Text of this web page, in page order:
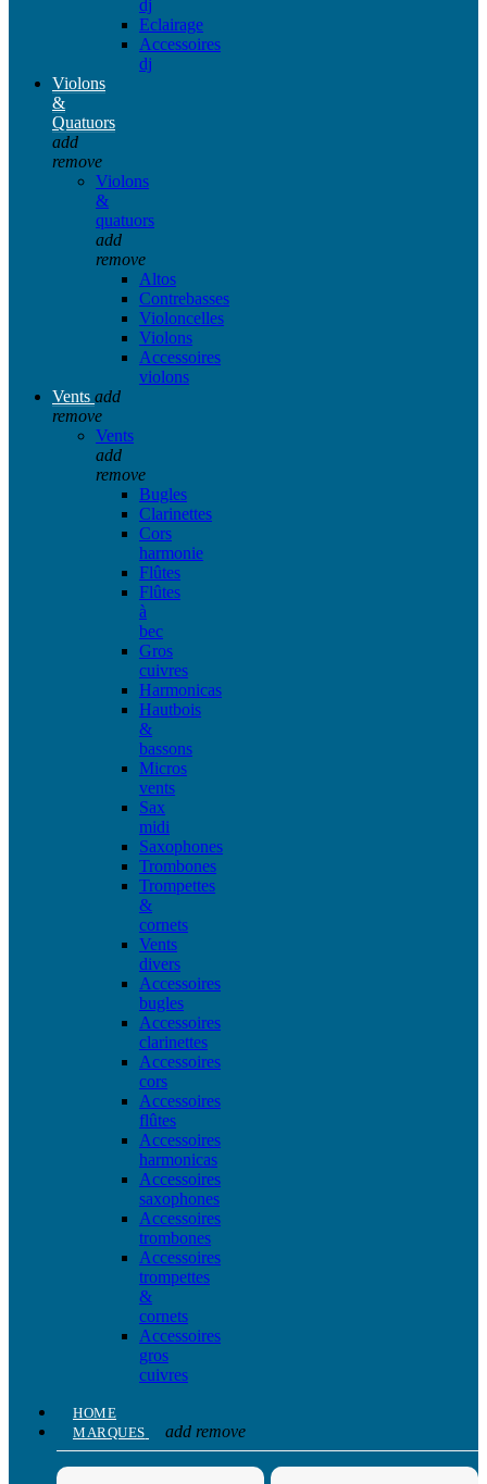
dj
Eclairage
Accessoires
dj
Violons
&
Quatuors
add
remove
Violons
&
quatuors
add
remove
Altos
Contrebasses
Violoncelles
Violons
Accessoires
violons
Vents add
remove
Vents
add
remove
Bugles
Clarinettes
Cors
harmonie
Flûtes
Flûtes
à
bec
Gros
cuivres
Harmonicas
Hautbois
&
bassons
Micros
vents
Sax
midi
Saxophones
Trombones
Trompettes
&
cornets
Vents
divers
Accessoires
bugles
Accessoires
clarinettes
Accessoires
cors
Accessoires
flûtes
Accessoires
harmonicas
Accessoires
saxophones
Accessoires
trombones
Accessoires
trompettes
&
cornets
Accessoires
gros
cuivres
HOME
MARQUES
add remove